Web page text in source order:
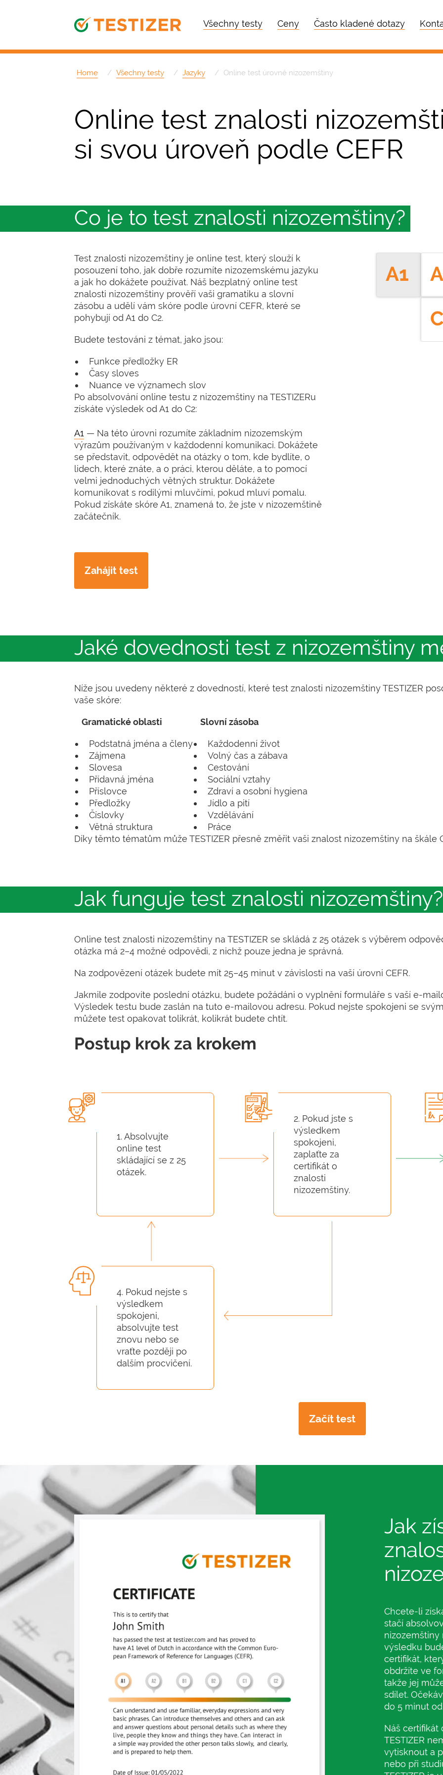
Všechny testy Ceny Často kladené dotazy
Home Všechny testy Jazyky Online test úrovně nizozemštiny
Online test znalosti
si svou úroveň podle CEFR
Co je to test znalosti nizozemštiny?
Test znalosti nizozemštiny je online test, který slouží k
posouzení toho, jak dobře rozumíte nizozemskému jazyku
a jak ho dokážete používat. Náš bezplatný online test
znalosti nizozemštiny prověří vaši gramatiku a slovní
zásobu a udělí vám skóre podle úrovní CEFR, které se
pohybují od A1 do C2.
Budete testováni z témat, jako jsou:
Funkce předložky ER
Časy sloves
Nuance ve významech slov
Po absolvování online testu z nizozemštiny na TESTIZERu
získáte výsledek od A1 do C2:
A1 — Na této úrovni rozumíte základním nizozemským
výrazům používaným v každodenní komunikaci. Dokážete
se představit, odpovědět na otázky o tom, kde bydlíte, o
lidech, které znáte, a o práci, kterou děláte, a to pomocí
velmi jednoduchých větných struktur. Dokážete
komunikovat s rodilými mluvčími, pokud mluví pomalu.
Pokud získáte skóre A1, znamená to, že jste v nizozemštině
začátečník.
A1
Zahájit test
Jaké dovednosti test z nizozemštiny
Níže jsou uvedeny některé z dovedností, které test znalosti nizozemštiny TESTIZER
vaše skóre:
Gramatické oblasti Slovní zásoba
Podstatná jména a členy
Zájmena
Slovesa
Přídavná jména
Příslovce
Předložky
Číslovky
Větná struktura
Každodenní život
Volný čas a zábava
Cestování
Sociální vztahy
Zdraví a osobní hygiena
Jídlo a pití
Vzdělávání
Práce
Díky těmto tématům může TESTIZER přesně změřit vaši znalost nizozemštiny na škále
Jak funguje test znalosti nizozemštiny?
Online test znalosti nizozemštiny na TESTIZER se skládá z 25 otázek s výběrem
otázka má 2–4 možné odpovědi, z nichž pouze jedna je správná.
Na zodpovězení otázek budete mít 25–45 minut v závislosti na vaší úrovni CEFR.
Jakmile zodpovíte poslední otázku, budete požádáni o vyplnění formuláře s vaší e-
Výsledek testu bude zaslán na tuto e-mailovou adresu. Pokud nejste spokojeni se
můžete test opakovat tolikrát, kolikrát budete chtít.
Postup krok za krokem
1. Absolvujte
online test
skládající se z 25
otázek.
2. Pokud jste s
výsledkem
spokojeni,
zaplaťte za
certifikát o
znalosti
nizozemštiny.
4. Pokud nejste s
výsledkem
spokojeni,
absolvujte test
znovu nebo se
vraťte později po
dalším procvičení.
Začít test
Jak
Chcete-li
stačí
nizozemštiny
výsledku
certifikát,
obdržíte ve
takže jej
sdílet.
do 5 minut
Náš certifikát
TESTIZER
vytisknout a
nebo při